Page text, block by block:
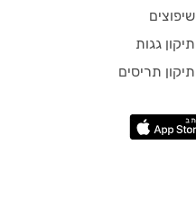
שיפוצים
תיקון גגות
תיקון תריסים